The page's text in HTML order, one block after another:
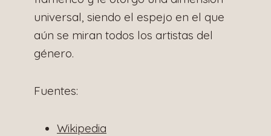
universal, siendo el espejo en el que
aún se miran todos los artistas del
género.
Fuentes:
Wikipedia